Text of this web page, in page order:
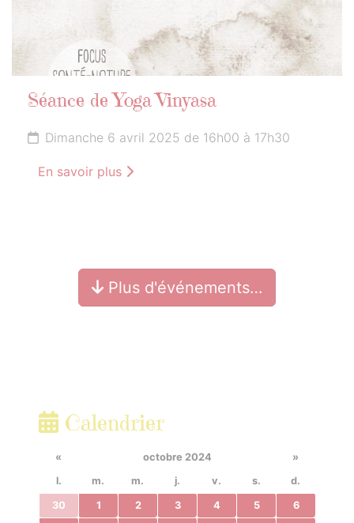
Séance de Yoga Vinyasa
Dimanche 6 avril 2025 de 16h00 à 17h30
En savoir plus
Plus d'événements…
Calendrier
« octobre 2024
»
l.
m. m. j. v. s. d.
30 1 2 3 4 5 6